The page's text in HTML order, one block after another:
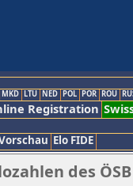
MKD LTU NED POL POR ROU
Registration
Elo FIDE
des ÖSB